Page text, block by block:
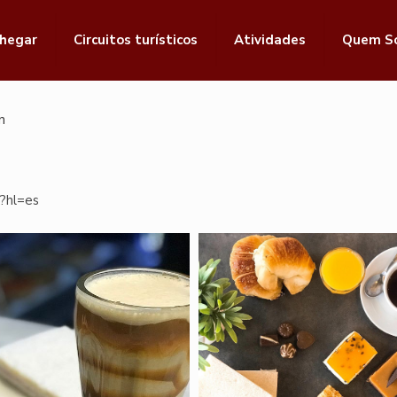
Circuitos turísticos Atividades Quem